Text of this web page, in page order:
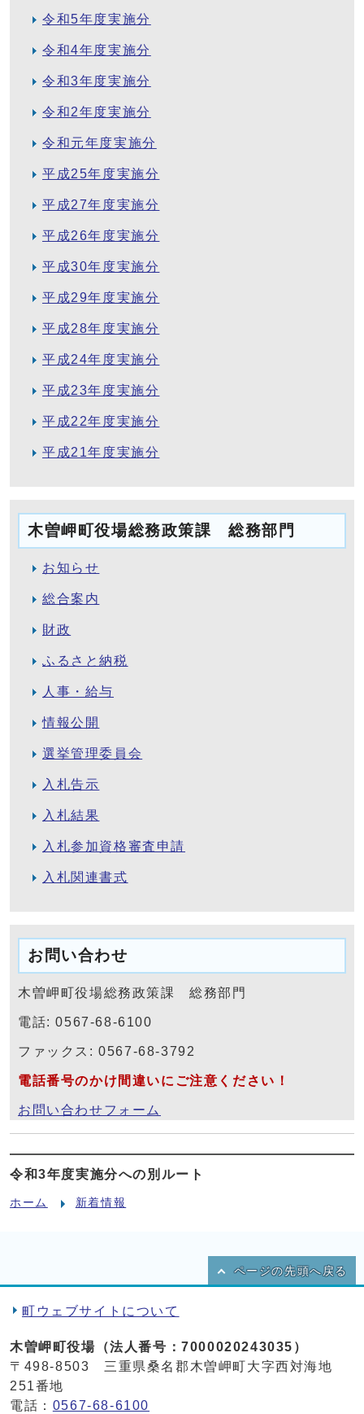
令和5年度実施分
令和4年度実施分
令和3年度実施分
令和2年度実施分
令和元年度実施分
平成25年度実施分
平成27年度実施分
平成26年度実施分
平成30年度実施分
平成29年度実施分
平成28年度実施分
平成24年度実施分
平成23年度実施分
平成22年度実施分
平成21年度実施分
木曽岬町役場総務政策課 総務部門
お知らせ
総合案内
財政
ふるさと納税
人事・給与
情報公開
選挙管理委員会
入札告示
入札結果
入札参加資格審査申請
入札関連書式
お問い合わせ
木曽岬町役場総務政策課 総務部門
電話: 0567-68-6100
ファックス: 0567-68-3792
電話番号のかけ間違いにご注意ください！
お問い合わせフォーム
令和3年度実施分への別ルート
ホーム 新着情報
ページの先頭へ戻る
町ウェブサイトについて
木曽岬町役場（法人番号：7000020243035）
〒498-8503 三重県桑名郡木曽岬町大字西対海地
251番地
電話： 0567-68-6100